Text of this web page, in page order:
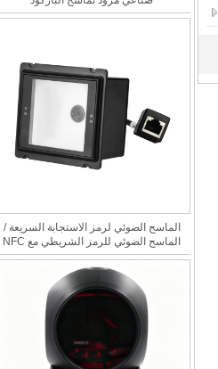
الماسح الضوئي لرمز الاستجابة السريعة /
الماسح الضوئي للرمز الشريطي مع NFC